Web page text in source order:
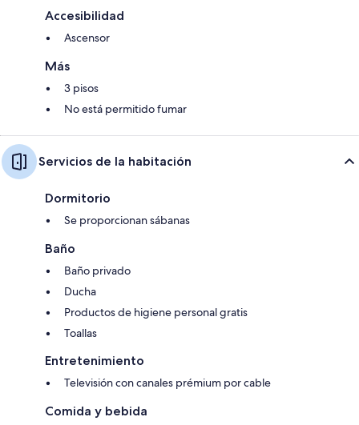
Accesibilidad
Ascensor
Más
3 pisos
No está permitido fumar
Servicios de la habitación
Dormitorio
Se proporcionan sábanas
Baño
Baño privado
Ducha
Productos de higiene personal gratis
Toallas
Entretenimiento
Televisión con canales prémium por cable
Comida y bebida